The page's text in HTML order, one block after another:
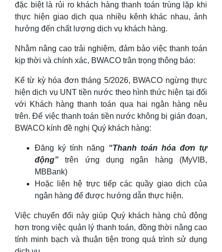
đặc biệt là rủi ro khách hàng thanh toán trùng lặp khi
thực hiện giao dịch qua nhiều kênh khác nhau, ảnh
hưởng đến chất lượng dịch vụ khách hàng.
Nhằm nâng cao trải nghiệm, đảm bảo việc thanh toán
kịp thời và chính xác, BWACO trân trọng thông báo:
Kể từ kỳ hóa đơn tháng 5/2026, BWACO ngừng thực
hiện dịch vụ UNT tiền nước theo hình thức hiện tại đối
với Khách hàng thanh toán qua hai ngân hàng nêu
trên. Để việc thanh toán tiền nước không bị gián đoạn,
BWACO kính đề nghị Quý khách hàng:
Đăng ký tính năng “Thanh toán hóa đơn tự
động” trên ứng dụng ngân hàng (MyVIB,
MBBank)
Hoặc liên hệ trực tiếp các quầy giao dịch của
ngân hàng để được hướng dẫn thực hiện.
Việc chuyển đổi này giúp Quý khách hàng chủ động
hơn trong việc quản lý thanh toán, đồng thời nâng cao
tính minh bạch và thuận tiện trong quá trình sử dụng